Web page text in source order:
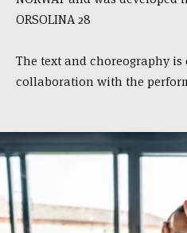
ORSOLINA 28
The text and choreography is
collaboration with the